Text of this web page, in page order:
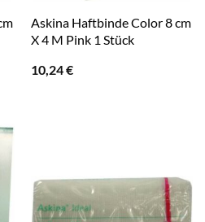
Askina Haftbinde Color 8 cm
X 4 M Pink 1 Stück
10,24€